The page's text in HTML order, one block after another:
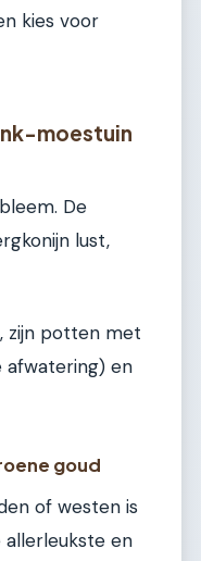
kies voor
moestuin
De
lust,
zijn potten met
afwatering) en
goud
of westen is
allerleukste en